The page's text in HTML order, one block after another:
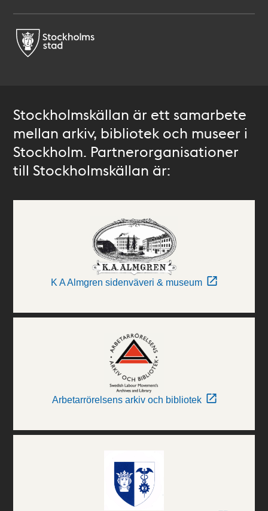
Stockholmskällan är ett samarbete
mellan arkiv, bibliotek och museer i
Stockholm. Partnerorganisationer
till Stockholmskällan är:
K A Almgren sidenväveri & museum
Arbetarrörelsens arkiv och bibliotek